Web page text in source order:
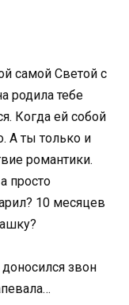
самой Светой с
родила тебе
Когда ей собой
А ты только и
романтики.
просто
10 месяцев
звон